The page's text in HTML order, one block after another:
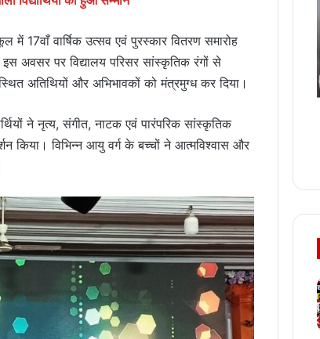
में 17वाँ वार्षिक उत्सव एवं पुरस्कार वितरण समारोह
अवसर पर विद्यालय परिसर सांस्कृतिक रंगों से
अतिथियों और अभिभावकों को मंत्रमुग्ध कर दिया।
ने नृत्य, संगीत, नाटक एवं पारंपरिक सांस्कृतिक
किया। विभिन्न आयु वर्ग के बच्चों ने आत्मविश्वास और